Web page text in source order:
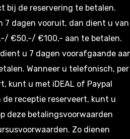
bij de reservering te betalen.
7 dagen vooruit, dan dient u van
€50,-/ €100,- aan te betalen.
u 7 dagen voorafgaande
Wanneer u telefonisch, per
kunt u met iDEAL of Paypal
de receptie reserveert, kunt u
deze betalingsvoorwaarden
Zo dienen